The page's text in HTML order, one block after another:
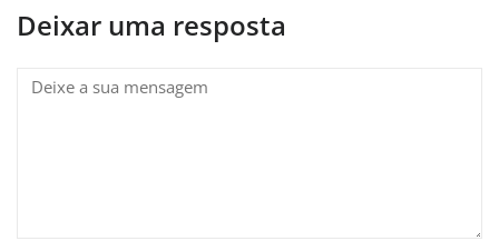
Deixar uma resposta